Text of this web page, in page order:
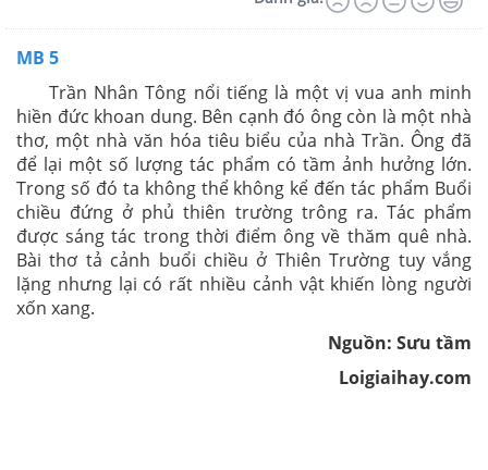
MB 5
Trần Nhân Tông nổi tiếng là một vị vua anh minh
hiền đức khoan dung. Bên cạnh đó ông còn là một nhà
thơ, một nhà văn hóa tiêu biểu của nhà Trần. Ông đã
để lại một số lượng tác phẩm có tầm ảnh hưởng lớn.
Trong số đó ta không thể không kể đến tác phẩm Buổi
chiều đứng ở phủ thiên trường trông ra. Tác phẩm
được sáng tác trong thời điểm ông về thăm quê nhà.
Bài thơ tả cảnh buổi chiều ở Thiên Trường tuy vắng
lặng nhưng lại có rất nhiều cảnh vật khiến lòng người
xốn xang.
Nguồn: Sưu tầm
Loigiaihay.com